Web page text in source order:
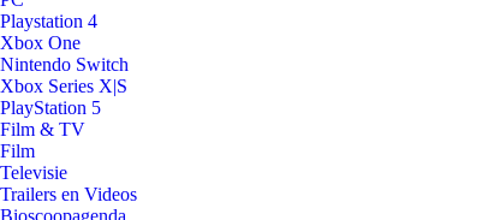
Playstation 4
Xbox One
Nintendo Switch
Xbox Series X|S
PlayStation 5
Film & TV
Film
Televisie
Trailers en Videos
Bioscoopagenda